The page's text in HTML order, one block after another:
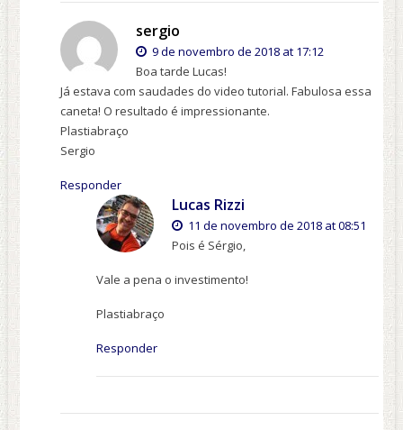
sergio
9 de novembro de 2018 at 17:12
Boa tarde Lucas!
Já estava com saudades do video tutorial. Fabulosa essa
caneta! O resultado é impressionante.
Plastiabraço
Sergio
Responder
Lucas Rizzi
11 de novembro de 2018 at 08:51
Pois é Sérgio,
Vale a pena o investimento!
Plastiabraço
Responder